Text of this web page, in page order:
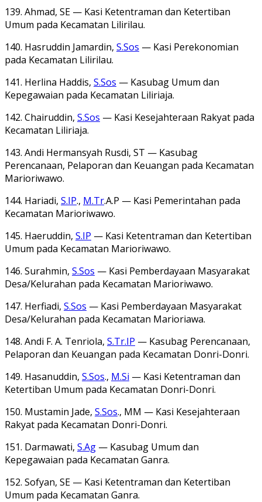
139. Ahmad, SE — Kasi Ketentraman dan Ketertiban
Umum pada Kecamatan Lilirilau.
140. Hasruddin Jamardin, S.Sos — Kasi Perekonomian
pada Kecamatan Lilirilau.
141. Herlina Haddis, S.Sos — Kasubag Umum dan
Kepegawaian pada Kecamatan Liliriaja.
142. Chairuddin, S.Sos — Kasi Kesejahteraan Rakyat pada
Kecamatan Liliriaja.
143. Andi Hermansyah Rusdi, ST — Kasubag
Perencanaan, Pelaporan dan Keuangan pada Kecamatan
Marioriwawo.
144. Hariadi, S.IP., M.Tr.A.P — Kasi Pemerintahan pada
Kecamatan Marioriwawo.
145. Haeruddin, S.IP — Kasi Ketentraman dan Ketertiban
Umum pada Kecamatan Marioriwawo.
146. Surahmin, S.Sos — Kasi Pemberdayaan Masyarakat
Desa/Kelurahan pada Kecamatan Marioriwawo.
147. Herfiadi, S.Sos — Kasi Pemberdayaan Masyarakat
Desa/Kelurahan pada Kecamatan Marioriawa.
148. Andi F. A. Tenriola, S.Tr.IP — Kasubag Perencanaan,
Pelaporan dan Keuangan pada Kecamatan Donri-Donri.
149. Hasanuddin, S.Sos., M.Si — Kasi Ketentraman dan
Ketertiban Umum pada Kecamatan Donri-Donri.
150. Mustamin Jade, S.Sos., MM — Kasi Kesejahteraan
Rakyat pada Kecamatan Donri-Donri.
151. Darmawati, S.Ag — Kasubag Umum dan
Kepegawaian pada Kecamatan Ganra.
152. Sofyan, SE — Kasi Ketentraman dan Ketertiban
Umum pada Kecamatan Ganra.